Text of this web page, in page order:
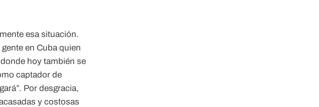
esa situación.
en Cuba quien
hoy también se
captador de
Por desgracia,
y costosas